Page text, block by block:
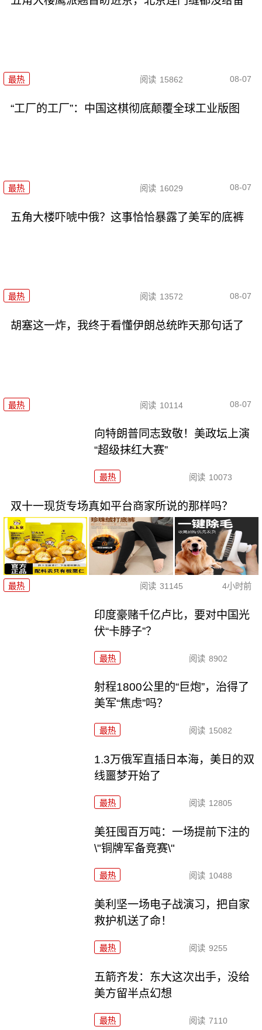
最热 阅读 15862 08-07
“工厂的工厂”：中国这棋彻底颠覆全球工业版图
最热 阅读 16029 08-07
五角大楼吓唬中俄？这事恰恰暴露了美军的底裤
最热 阅读 13572 08-07
胡塞这一炸，我终于看懂伊朗总统昨天那句话了
最热 阅读 10114 08-07
向特朗普同志致敬！美政坛上演
“超级抹红大赛”
最热 阅读 10073
双十一现货专场真如平台商家所说的那样吗？
最热 阅读 31145 4小时前
印度豪赌千亿卢比，要对中国光
伏“卡脖子”？
最热 阅读 8902
射程1800公里的“巨炮”，治得了
美军“焦虑”吗？
最热 阅读 15082
1.3万俄军直插日本海，美日的双
线噩梦开始了
最热 阅读 12805
美狂囤百万吨：一场提前下注的
\"铜牌军备竞赛\"
最热 阅读 10488
美利坚一场电子战演习，把自家
救护机送了命！
最热 阅读 9255
五箭齐发：东大这次出手，没给
美方留半点幻想
最热 阅读 7110